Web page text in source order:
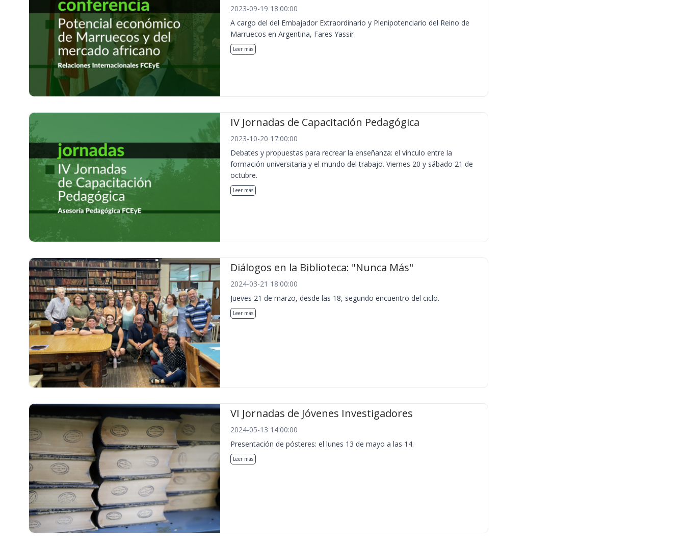
2023-09-19 18:00:00
A cargo del del Embajador Extraordinario y Plenipotenciario del Reino de
Marruecos en Argentina, Fares Yassir
Leer más
IV Jornadas de Capacitación Pedagógica
2023-10-20 17:00:00
Debates y propuestas para recrear la enseñanza: el vínculo entre la
formación universitaria y el mundo del trabajo. Viernes 20 y sábado 21 de
octubre.
Leer más
Diálogos en la Biblioteca: "Nunca Más"
2024-03-21 18:00:00
Jueves 21 de marzo, desde las 18, segundo encuentro del ciclo.
Leer más
VI Jornadas de Jóvenes Investigadores
2024-05-13 14:00:00
Presentación de pósteres: el lunes 13 de mayo a las 14.
Leer más